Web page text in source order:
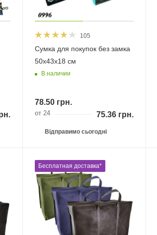
105
Сумка для покупок без замка
50х43х18 см
В наличии
78.50грн.
от 24 75.36грн.
Відправимо сьогодні
Бесплатная доставка*